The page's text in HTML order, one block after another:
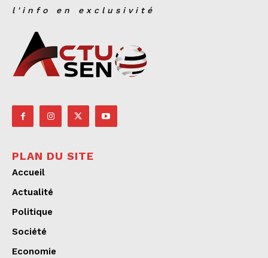
l'info en exclusivité
PLAN DU SITE
Accueil
Actualité
Politique
Société
Economie